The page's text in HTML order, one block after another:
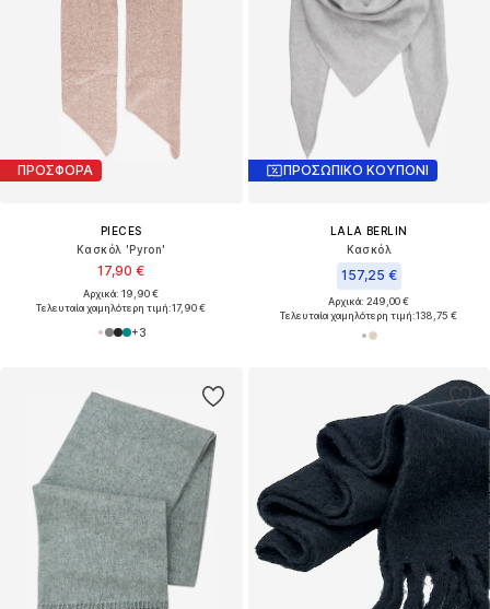
ΠΡΟΣΦΟΡΑ
PIECES
Κασκόλ 'Pyron'
17,90 €
Αρχικά: 19,90 €
Τελευταία χαμηλότερη τιμή:17,90 €
+3
ΠΡΟΣΩΠΙΚΟ ΚΟΥΠΟΝΙ
LALA BERLIN
Κασκόλ
157,25 €
Αρχικά: 249,00 €
Τελευταία χαμηλότερη τιμή:138,75 €